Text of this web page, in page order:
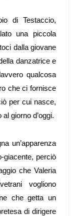
di Testaccio,
una piccola
dalla giovane
danzatrice e
qualcosa
che ci fornisce
per cui nasce,
giorno d’oggi.
un’apparenza
giacente, perciò
che Valeria
vogliono
che getta un
di dirigere